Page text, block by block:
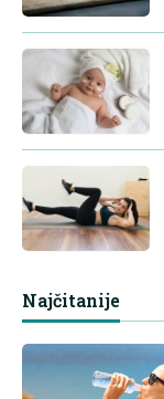
Najčitanije